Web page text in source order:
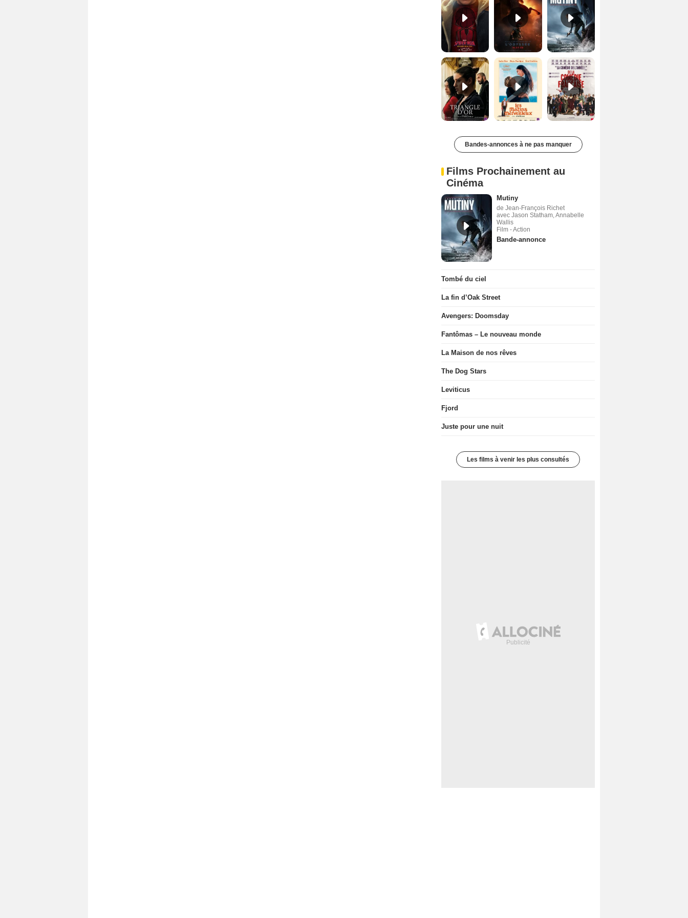
Les Matins merveilleux Bande-annonce VF De la Comédie-Française Teaser VF
Bandes-annonces à ne pas manquer
Films Prochainement au
Cinéma
Mutiny
de Jean-François Richet
avec Jason Statham, Annabelle
Wallis
Film - Action
Bande-annonce
Tombé du ciel
La fin d’Oak Street
Avengers: Doomsday
Fantômas – Le nouveau monde
La Maison de nos rêves
The Dog Stars
Leviticus
Fjord
Juste pour une nuit
Les films à venir les plus consultés